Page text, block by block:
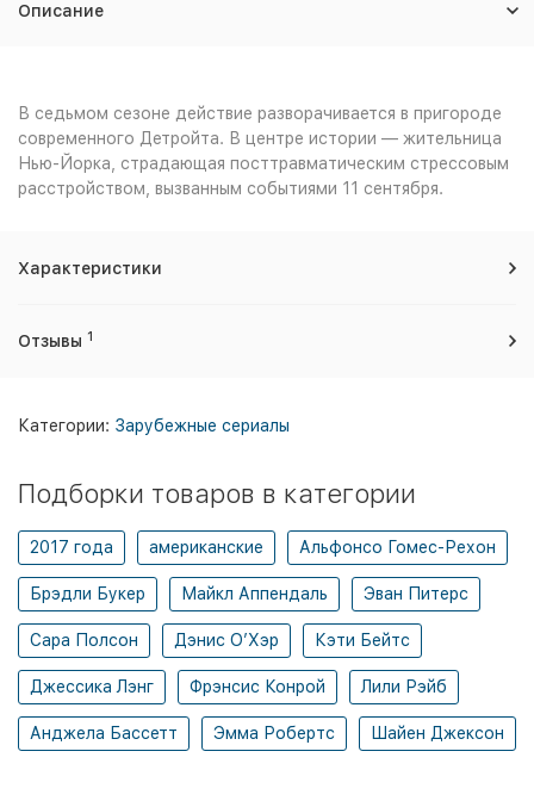
Описание
В седьмом сезоне действие разворачивается в пригороде
современного Детройта. В центре истории — жительница
Нью-Йорка, страдающая посттравматическим стрессовым
расстройством, вызванным событиями 11 сентября.
Характеристики
Отзывы 1
Категории: Зарубежные сериалы
Подборки товаров в категории
2017 года американские Альфонсо Гомес-Рехон
Брэдли Букер Майкл Аппендаль Эван Питерс
Сара Полсон Дэнис О’Хэр Кэти Бейтс
Джессика Лэнг Фрэнсис Конрой Лили Рэйб
Анджела Бассетт Эмма Робертс Шайен Джексон